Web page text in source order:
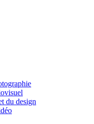
du design